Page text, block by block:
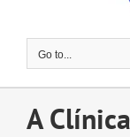
Go to...
A Clínica